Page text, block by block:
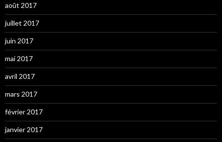
août 2017
juillet 2017
juin 2017
mai 2017
avril 2017
mars 2017
février 2017
janvier 2017